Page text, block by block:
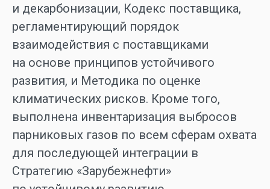
и декарбонизации, Кодекс поставщика,
регламентирующий порядок
взаимодействия с поставщиками
на основе принципов устойчивого
развития, и Методика по оценке
климатических рисков. Кроме того,
выполнена инвентаризация выбросов
парниковых газов по всем сферам охвата
для последующей интеграции в
Стратегию «Зарубежнефти»